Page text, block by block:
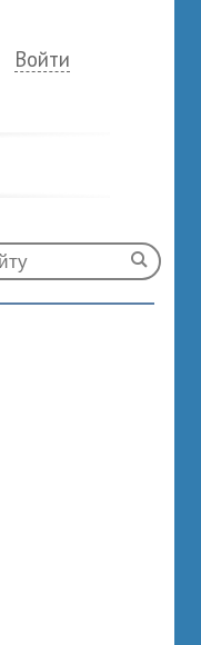
Войти